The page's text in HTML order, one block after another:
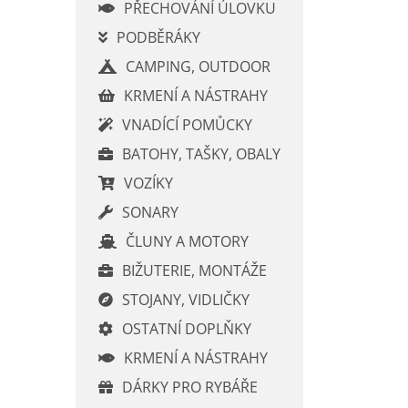
PŘECHOVÁNÍ ÚLOVKU
PODBĚRÁKY
CAMPING, OUTDOOR
KRMENÍ A NÁSTRAHY
VNADÍCÍ POMŮCKY
BATOHY, TAŠKY, OBALY
VOZÍKY
SONARY
ČLUNY A MOTORY
BIŽUTERIE, MONTÁŽE
STOJANY, VIDLIČKY
OSTATNÍ DOPLŇKY
KRMENÍ A NÁSTRAHY
DÁRKY PRO RYBÁŘE